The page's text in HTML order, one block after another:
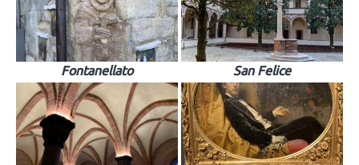
Fontanellato San Felice